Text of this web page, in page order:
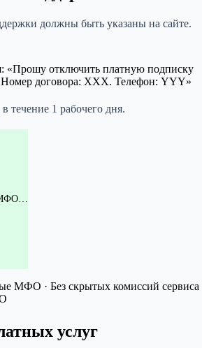
должны быть указаны на сайте.
«Прошу отключить платную подписку
Номер договора: ХХХ. Телефон: YYY»
течение 1 рабочего дня.
МФО…
МФО · Без скрытых комиссий сервиса
услуг